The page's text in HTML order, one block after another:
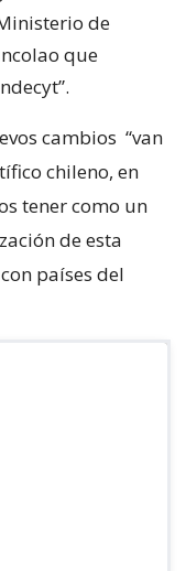
de
que
cambios “van
chileno, en
tener como un
de esta
países del